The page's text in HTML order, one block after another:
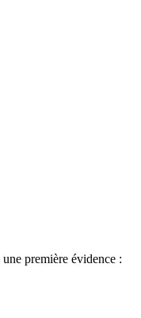
première évidence :